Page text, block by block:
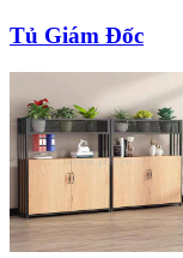
Tủ Giám Đốc